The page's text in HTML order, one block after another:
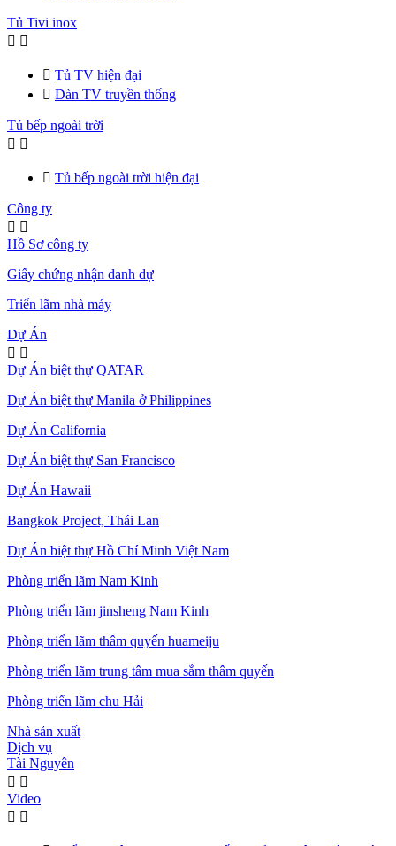
Tủ Tivi inox
 
 Tủ TV hiện đại
 Dàn TV truyền thống
Tủ bếp ngoài trời
 
 Tủ bếp ngoài trời hiện đại
Công ty
 
Hồ Sơ công ty
Giấy chứng nhận danh dự
Triển lãm nhà máy
Dự Án
 
Dự Án biệt thự QATAR
Dự Án biệt thự Manila ở Philippines
Dự Án California
Dự Án biệt thự San Francisco
Dự Án Hawaii
Bangkok Project, Thái Lan
Dự Án biệt thự Hồ Chí Minh Việt Nam
Phòng triển lãm Nam Kinh
Phòng triển lãm jinsheng Nam Kinh
Phòng triển lãm thâm quyến huameiju
Phòng triển lãm trung tâm mua sắm thâm quyến
Phòng triển lãm chu Hải
Nhà sản xuất
Dịch vụ
Tài Nguyên
 
Video
 